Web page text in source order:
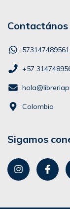
Contactános
573147489561
+57
Colombia
Sigamos